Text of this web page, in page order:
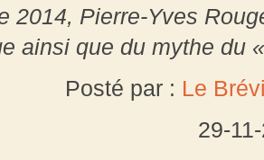
2014, Pierre-Yves
ainsi que du mythe du
Posté par : Le
29-